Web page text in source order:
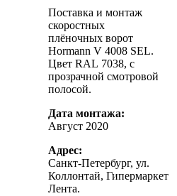
Поставка и монтаж
скоростных
плёночных ворот
Hormann V 4008 SEL.
Цвет RAL 7038, с
прозрачной смотровой
полосой.
Дата монтажа:
Август 2020
Адрес:
Санкт-Петербург, ул.
Коллонтай, Гипермаркет
Лента.